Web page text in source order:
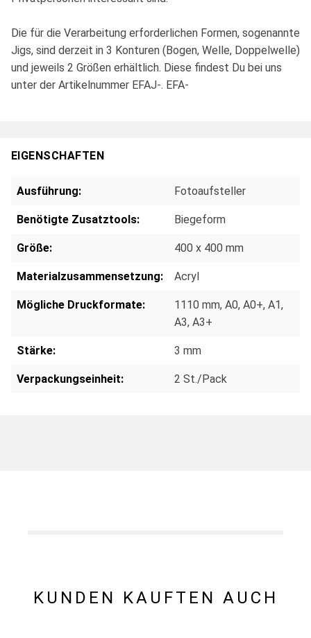
Die für die Verarbeitung erforderlichen Formen, sogenannte
Jigs, sind derzeit in 3 Konturen (Bogen, Welle, Doppelwelle)
und jeweils 2 Größen erhältlich. Diese findest Du bei uns
unter der Artikelnummer EFAJ-. EFA-
EIGENSCHAFTEN
Ausführung: Fotoaufsteller
Benötigte Zusatztools: Biegeform
Größe: 400 x 400 mm
Materialzusammensetzung: Acryl
Mögliche Druckformate: 1110 mm, A0, A0+, A1,
A3, A3+
Stärke: 3 mm
Verpackungseinheit: 2 St./Pack
KUNDEN KAUFTEN AUCH